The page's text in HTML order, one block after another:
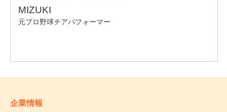
企業情報